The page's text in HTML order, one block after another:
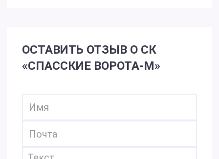
ОСТАВИТЬ ОТЗЫВ О СК
«СПАССКИЕ ВОРОТА-М»